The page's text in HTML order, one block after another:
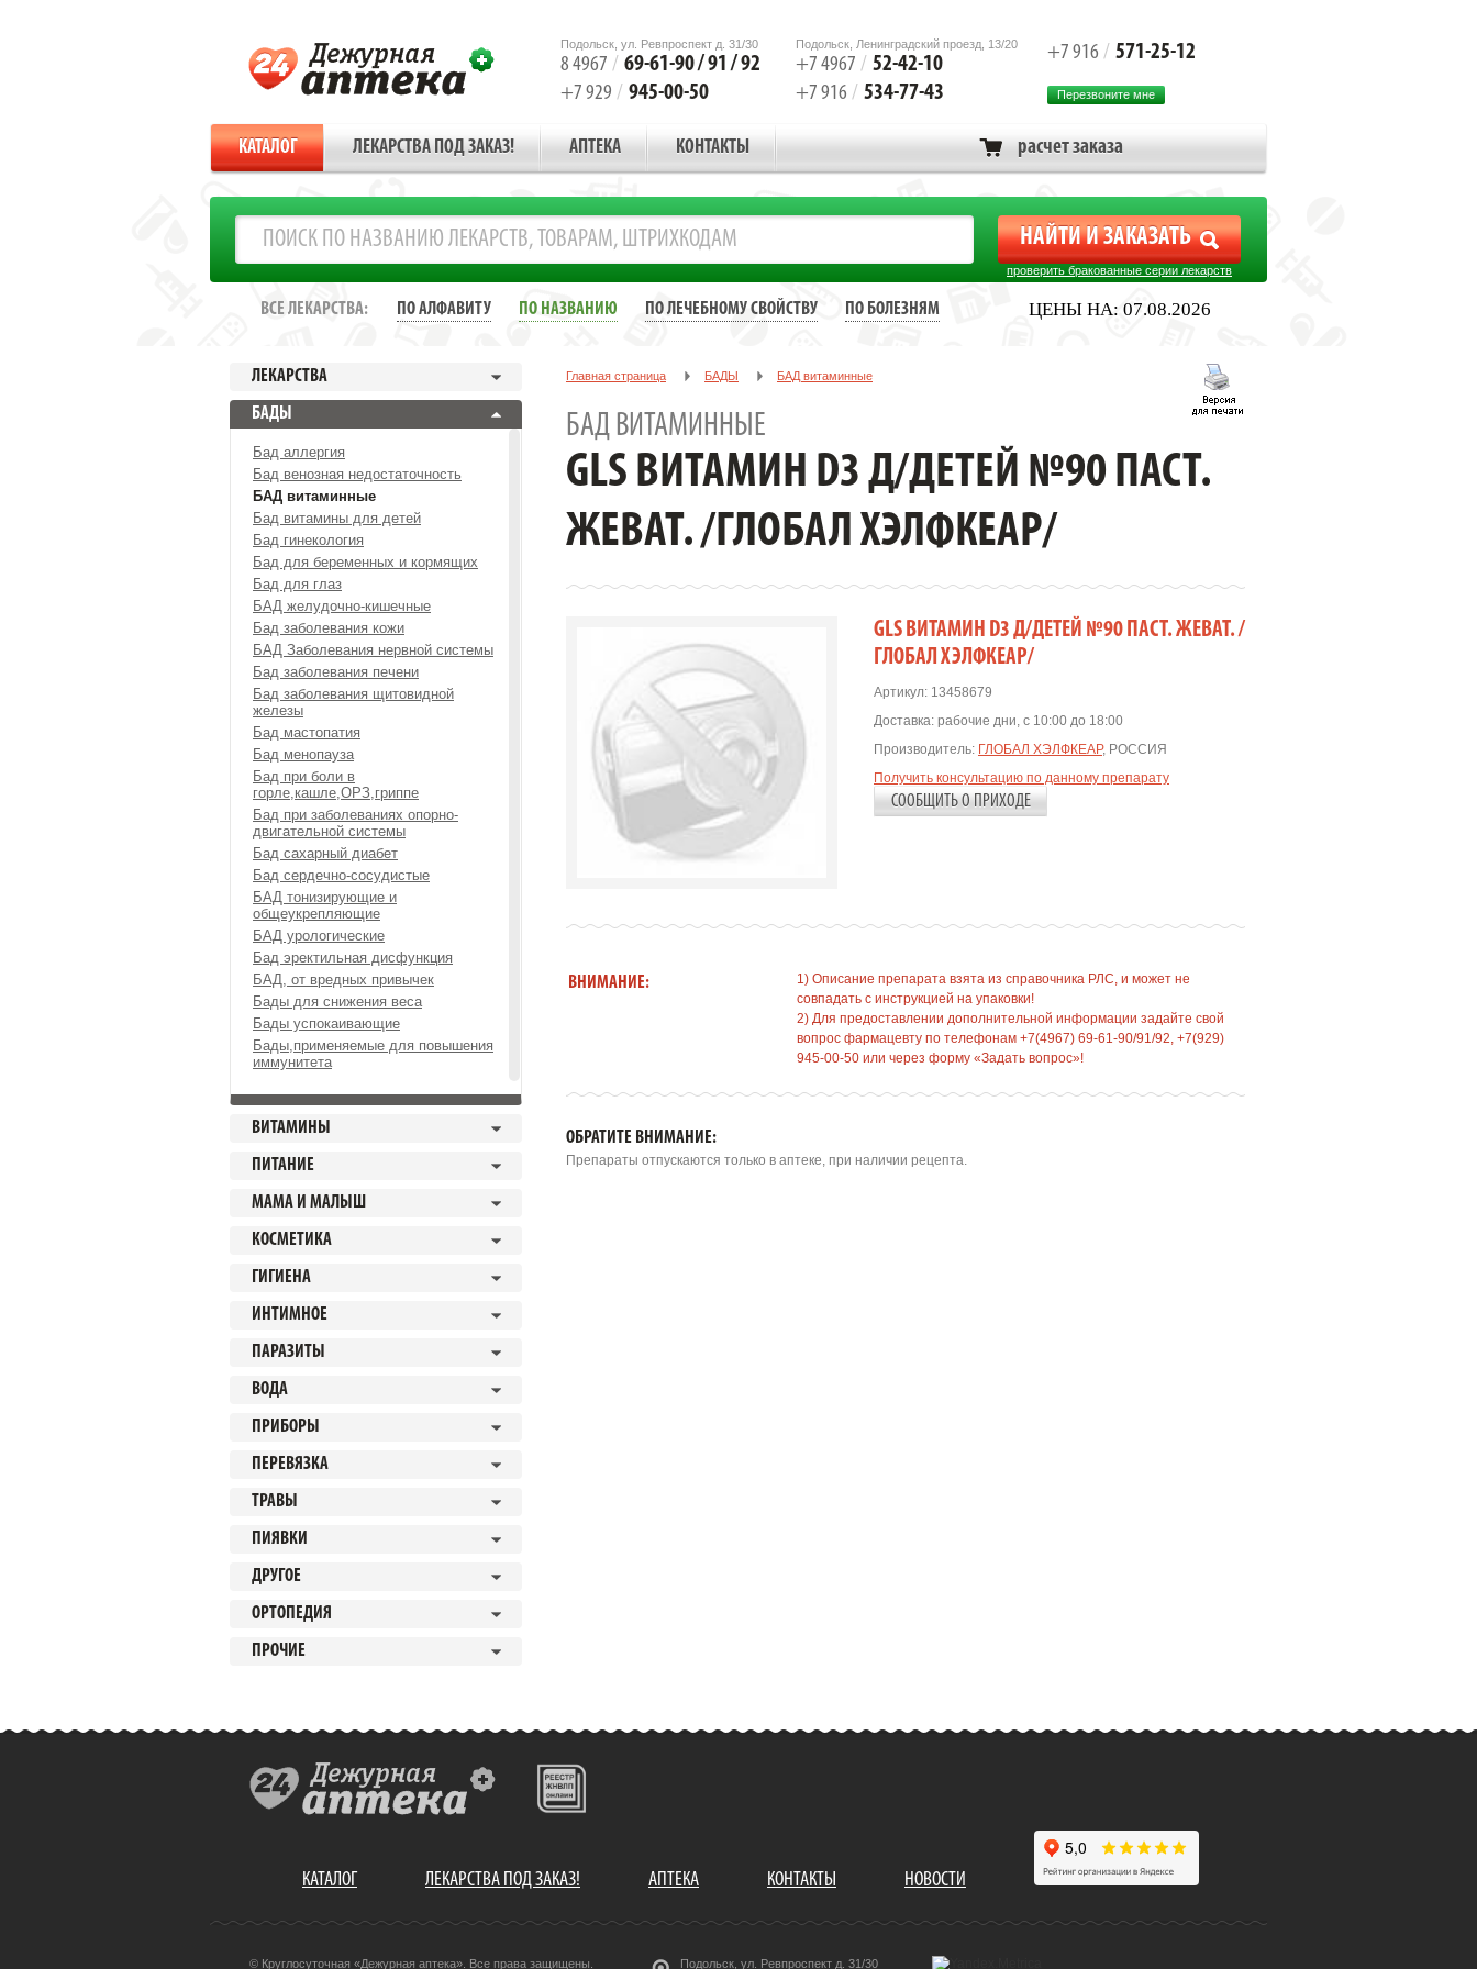
Подольск, ул. Ревпроспект д. 31/30
8 4967 / 69-61-90 / 91 / 92
+7 929 / 945-00-50
Подольск, Ленинградский проезд, 13/20
+7 4967 / 52-42-10
+7 916 / 534-77-43
+7 916 / 571-25-12
Перезвоните мне
КАТАЛОГ ЛЕКАРСТВА ПОД ЗАКАЗ! АПТЕКА КОНТАКТЫ расчет заказа
проверить бракованные серии лекарств
ЦЕНЫ НА: 07.08.2026
ВСЕ ЛЕКАРСТВА: ПО АЛФАВИТУ ПО НАЗВАНИЮ ПО ЛЕЧЕБНОМУ СВОЙСТВУ ПО БОЛЕЗНЯМ
ЛЕКАРСТВА
БАДЫ
Бад аллергия
Бад венозная недостаточность
БАД витаминные
Бад витамины для детей
Бад гинекология
Бад для беременных и кормящих
Бад для глаз
БАД желудочно-кишечные
Бад заболевания кожи
БАД Заболевания нервной системы
Бад заболевания печени
Бад заболевания щитовидной
железы
Бад мастопатия
Бад менопауза
Бад при боли в
горле,кашле,ОРЗ,гриппе
Бад при заболеваниях опорно-
двигательной системы
Бад сахарный диабет
Бад сердечно-сосудистые
БАД тонизирующие и
общеукрепляющие
БАД урологические
Бад эректильная дисфункция
БАД, от вредных привычек
Бады для снижения веса
Бады успокаивающие
Бады,применяемые для повышения
иммунитета
ВИТАМИНЫ
ПИТАНИЕ
МАМА И МАЛЫШ
КОСМЕТИКА
ГИГИЕНА
ИНТИМНОЕ
ПАРАЗИТЫ
ВОДА
ПРИБОРЫ
ПЕРЕВЯЗКА
ТРАВЫ
ПИЯВКИ
ДРУГОЕ
ОРТОПЕДИЯ
ПРОЧИЕ
Главная страница БАДЫ БАД витаминные
БАД ВИТАМИННЫЕ
GLS ВИТАМИН D3 Д/ДЕТЕЙ №90 ПАСТ.
ЖЕВАТ. /ГЛОБАЛ ХЭЛФКЕАР/
GLS ВИТАМИН D3 Д/ДЕТЕЙ №90 ПАСТ. ЖЕВАТ. /
ГЛОБАЛ ХЭЛФКЕАР/
Артикул: 13458679
Доставка: рабочие дни, с 10:00 до 18:00
Производитель: ГЛОБАЛ ХЭЛФКЕАР, РОССИЯ
Получить консультацию по данному препарату
СООБЩИТЬ О ПРИХОДЕ
ВНИМАНИЕ:
1) Описание препарата взята из справочника РЛС, и может не
совпадать с инструкцией на упаковки!
2) Для предоставлении дополнительной информации задайте свой
вопрос фармацевту по телефонам +7(4967) 69-61-90/91/92, +7(929)
945-00-50 или через форму «Задать вопрос»!
ОБРАТИТЕ ВНИМАНИЕ:
Препараты отпускаются только в аптеке, при наличии рецепта.
КАТАЛОГ ЛЕКАРСТВА ПОД ЗАКАЗ! АПТЕКА КОНТАКТЫ НОВОСТИ
© Круглосуточная «Дежурная аптека». Все права защищены. Подольск, ул. Ревпроспект д. 31/30